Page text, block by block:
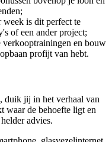
is dit perfect te
of een ander project;
verkooptrainingen en bouw
profijt van hebt.
duik jij in het verhaal van
waar de behoefte ligt en
advies.